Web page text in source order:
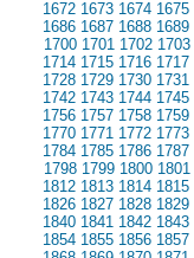
1672 1673 1674 1675
1686 1687 1688 1689
1700 1701 1702 1703
1714 1715 1716 1717
1728 1729 1730 1731
1742 1743 1744 1745
1756 1757 1758 1759
1770 1771 1772 1773
1784 1785 1786 1787
1798 1799 1800 1801
1812 1813 1814 1815
1826 1827 1828 1829
1840 1841 1842 1843
1854 1855 1856 1857